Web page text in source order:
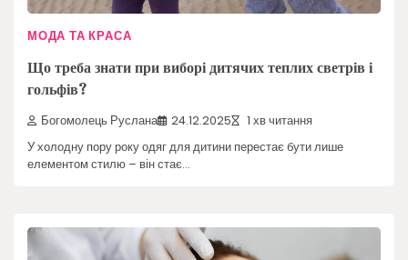
МОДА ТА КРАСА
Що треба знати при виборі дитячих теплих светрів і
гольфів?
Богомолець Руслана 24.12.2025 1 хв читання
У холодну пору року одяг для дитини перестає бути лише
елементом стилю – він стає…